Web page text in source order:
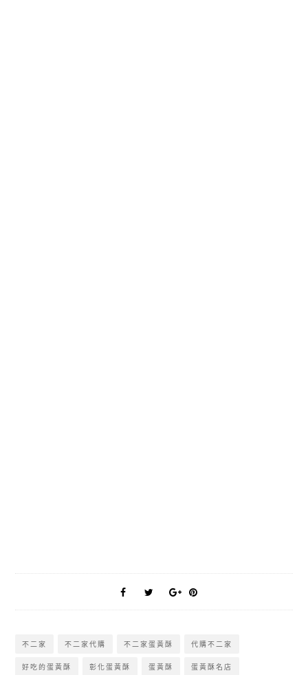
不二家 不二家代購 不二家蛋黃酥 代購不二家
好吃的蛋黃酥 彰化蛋黃酥 蛋黃酥 蛋黃酥名店